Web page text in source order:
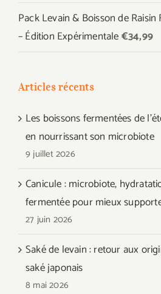
Pack Levain & Boisson de Raisin
– Édition Expérimentale€34,99
Articles récents
Les boissons fermentées de
en nourrissant son microbiote
9 juillet 2026
Canicule : microbiote,
fermentée pour mieux
27 juin 2026
Saké de levain : retour aux
saké japonais
8 mai 2026